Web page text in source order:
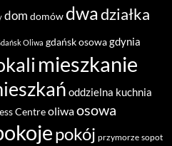
dom domów dwadziałka
Oliwa gdańsk osowagdynia
mieszkanie
oddzielna kuchnia
Centreoliwaosowa
pokój przymorze sopot